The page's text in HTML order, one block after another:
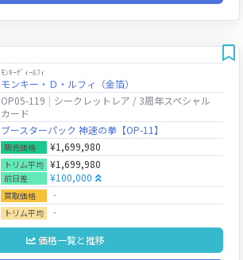
ﾓﾝｷｰﾃﾞｨｰﾙﾌｨ
モンキー・Ｄ・ルフィ（金箔）
OP05-119
シークレットレア / 3周年スペシャル
カード
ブースターパック 神速の拳【OP-11】
販売価格 ¥1,699,980
トリム平均 ¥1,699,980
前日差 ¥100,000
買取価格 ‐
トリム平均 ‐
価格一覧と推移